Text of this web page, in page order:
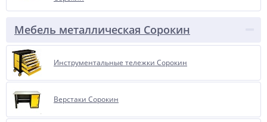
Мебель металлическая Сорокин
Инструментальные тележки Сорокин
Верстаки Сорокин